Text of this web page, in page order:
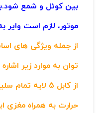
بین کوئل و شمع
موتور، لازم است
از جمله ویژگی های
توان به موارد زیر
از کابل 5 لایه
حرارت به همراه مغزی